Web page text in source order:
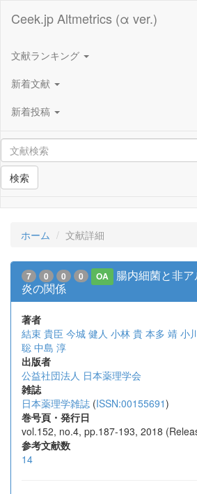
Ceek.jp Altmetrics (α ver.)
文献ランキング
新着文献
新着投稿
検索
ホーム 文献詳細
7 0 0 0 OA
腸内細菌と非
炎の関係
著者
結束 貴臣 今城 健人 小林 貴 本多 靖 小
聡 中島 淳
出版者
公益社団法人 日本薬理学会
雑誌
日本薬理学雑誌 (ISSN:00155691)
巻号頁・発行日
vol.152, no.4, pp.187-193, 2018
参考文献数
14